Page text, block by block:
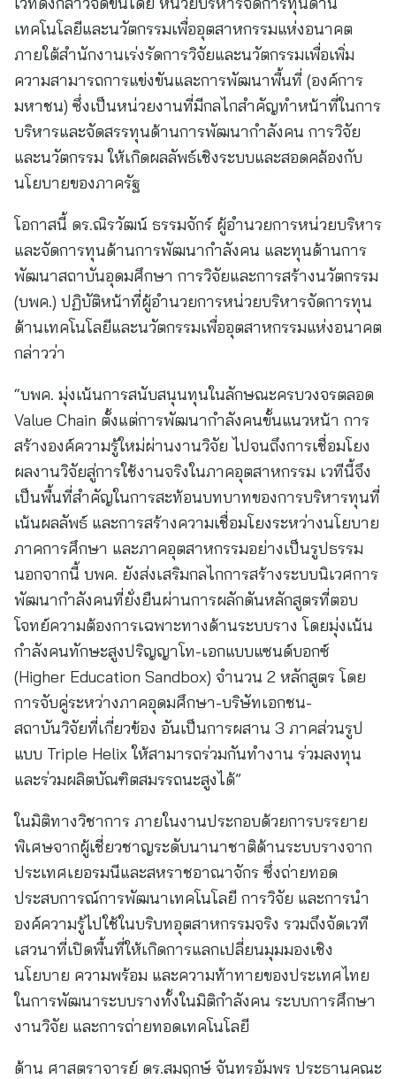
เทคโนโลยีและนวัตกรรมเพื่ออุตสาหกรรมแห่งอนาคต
ภายใต้สำนักงานเร่งรัดการวิจัยและนวัตกรรมเพื่อเพิ่ม
ความสามารถการแข่งขันและการพัฒนาพื้นที่ (องค์การ
มหาชน) ซึ่งเป็นหน่วยงานที่มีกลไกสำคัญทำหน้าที่ในการ
บริหารและจัดสรรทุนด้านการพัฒนากำลังคน การวิจัย
และนวัตกรรม ให้เกิดผลลัพธ์เชิงระบบและสอดคล้องกับ
นโยบายของภาครัฐ
โอกาสนี้ ดร.ณิรวัฒน์ ธรรมจักร์ ผู้อำนวยการหน่วยบริหาร
และจัดการทุนด้านการพัฒนากำลังคน และทุนด้านการ
พัฒนาสถาบันอุดมศึกษา การวิจัยและการสร้างนวัตกรรม
(บพค.) ปฏิบัติหน้าที่ผู้อำนวยการหน่วยบริหารจัดการทุน
ด้านเทคโนโลยีและนวัตกรรมเพื่ออุตสาหกรรมแห่งอนาคต
กล่าวว่า
“บพค. มุ่งเน้นการสนับสนุนทุนในลักษณะครบวงจรตลอด
Value Chain ตั้งแต่การพัฒนากำลังคนขั้นแนวหน้า การ
สร้างองค์ความรู้ใหม่ผ่านงานวิจัย ไปจนถึงการเชื่อมโยง
ผลงานวิจัยสู่การใช้งานจริงในภาคอุตสาหกรรม เวทีนี้จึง
เป็นพื้นที่สำคัญในการสะท้อนบทบาทของการบริหารทุนที่
เน้นผลลัพธ์ และการสร้างความเชื่อมโยงระหว่างนโยบาย
ภาคการศึกษา และภาคอุตสาหกรรมอย่างเป็นรูปธรรม
นอกจากนี้ บพค. ยังส่งเสริมกลไกการสร้างระบบนิเวศการ
พัฒนากำลังคนที่ยั่งยืนผ่านการผลักดันหลักสูตรที่ตอบ
โจทย์ความต้องการเฉพาะทางด้านระบบราง โดยมุ่งเน้น
กำลังคนทักษะสูงปริญญาโท-เอกแบบแซนด์บอกซ์
(Higher Education Sandbox) จำนวน 2 หลักสูตร โดย
การจับคู่ระหว่างภาคอุดมศึกษา-บริษัทเอกชน-
สถาบันวิจัยที่เกี่ยวข้อง อันเป็นการผสาน 3 ภาคส่วนรูป
แบบ Triple Helix ให้สามารถร่วมกันทำงาน ร่วมลงทุน
และร่วมผลิตบัณฑิตสมรรถนะสูงได้”
ในมิติทางวิชาการ ภายในงานประกอบด้วยการบรรยาย
พิเศษจากผู้เชี่ยวชาญระดับนานาชาติด้านระบบรางจาก
ประเทศเยอรมนีและสหราชอาณาจักร ซึ่งถ่ายทอด
ประสบการณ์การพัฒนาเทคโนโลยี การวิจัย และการนำ
องค์ความรู้ไปใช้ในบริบทอุตสาหกรรมจริง รวมถึงจัดเวที
เสวนาที่เปิดพื้นที่ให้เกิดการแลกเปลี่ยนมุมมองเชิง
นโยบาย ความพร้อม และความท้าทายของประเทศไทย
ในการพัฒนาระบบรางทั้งในมิติกำลังคน ระบบการศึกษา
งานวิจัย และการถ่ายทอดเทคโนโลยี
ด้าน ศาสตราจารย์ ดร.สมฤกษ์ จันทรอัมพร ประธานคณะ